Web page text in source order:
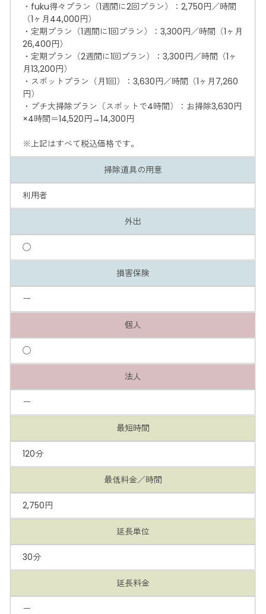
・fuku得々プラン（1週間に2回プラン）：2,750円／時間
（1ヶ月44,000円）
・定期プラン（1週間に1回プラン）：3,300円／時間（1ヶ月
26,400円）
・定期プラン（2週間に1回プラン）：3,300円／時間（1ヶ
月13,200円）
・スポットプラン（月1回）：3,630円／時間（1ヶ月7,260
円）
・プチ大掃除プラン（スポットで4時間）：お掃除3,630円
×4時間＝14,520円→14,300円
※上記はすべて税込価格です。
掃除道具の用意
利用者
外出
◯
損害保険
ー
個人
◯
法人
ー
最短時間
120分
最低料金／時間
2,750円
延長単位
30分
延長料金
ー